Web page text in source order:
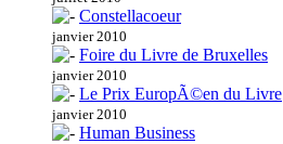
Constellacoeur
janvier 2010
Foire du Livre de Bruxelles
janvier 2010
Le Prix EuropÃ©en du Livre
janvier 2010
Human Business